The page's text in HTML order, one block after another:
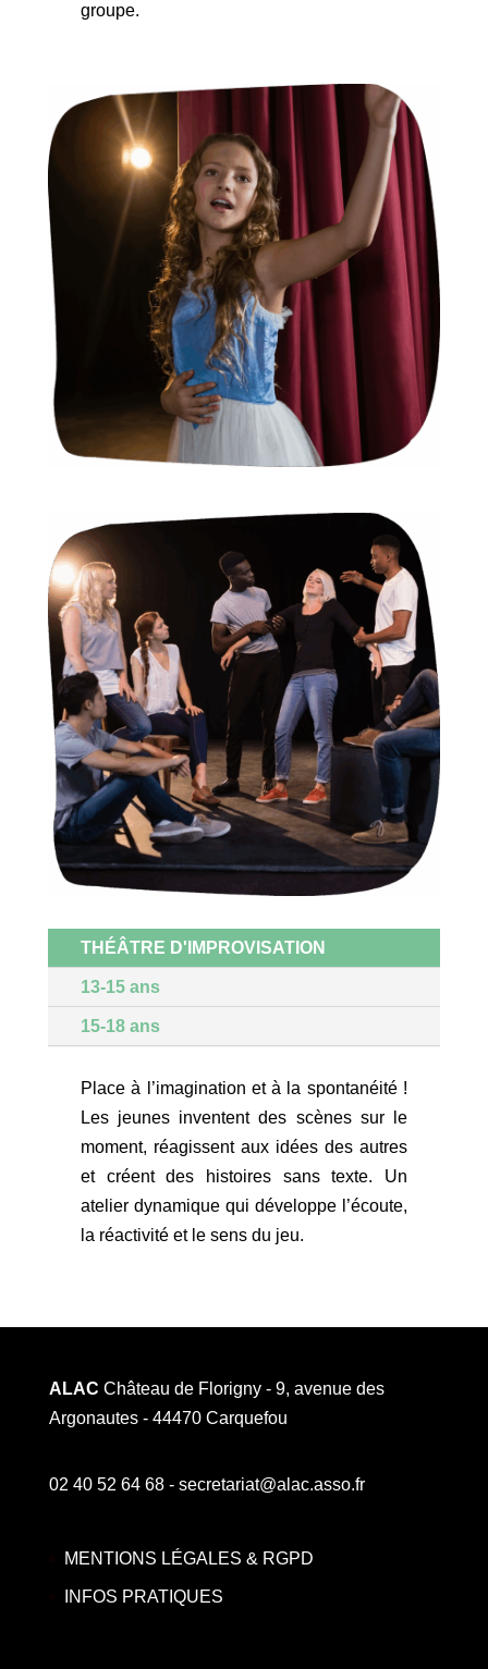
groupe.
THÉÂTRE D'IMPROVISATION
13-15 ans
15-18 ans
Place à l’imagination et à la spontanéité !
Les jeunes inventent des scènes sur le
moment, réagissent aux idées des autres
et créent des histoires sans texte. Un
atelier dynamique qui développe l’écoute,
la réactivité et le sens du jeu.
ALAC Château de Florigny - 9, avenue des
Argonautes - 44470 Carquefou
02 40 52 64 68 - secretariat@alac.asso.fr
MENTIONS LÉGALES & RGPD
INFOS PRATIQUES